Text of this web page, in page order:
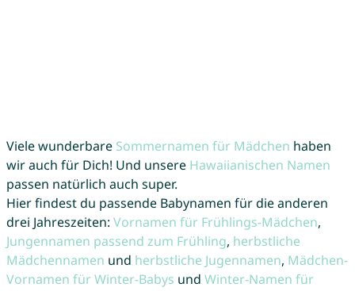
Viele wunderbare Sommernamen für Mädchen haben
wir auch für Dich! Und unsere Hawaiianischen Namen
passen natürlich auch super.
Hier findest du passende Babynamen für die anderen
drei Jahreszeiten: Vornamen für Frühlings-Mädchen,
Jungennamen passend zum Frühling, herbstliche
Mädchennamen und herbstliche Jugennamen, Mädchen-
Vornamen für Winter-Babys und Winter-Namen für